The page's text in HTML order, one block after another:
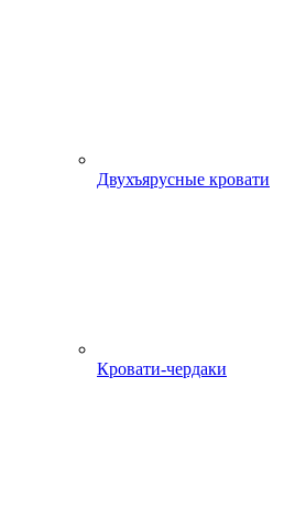
Двухъярусные кровати
Кровати-чердаки